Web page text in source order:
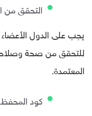
التحقق من
يجب على الدول
للتحقق من صحة
المعتمدة.
كود